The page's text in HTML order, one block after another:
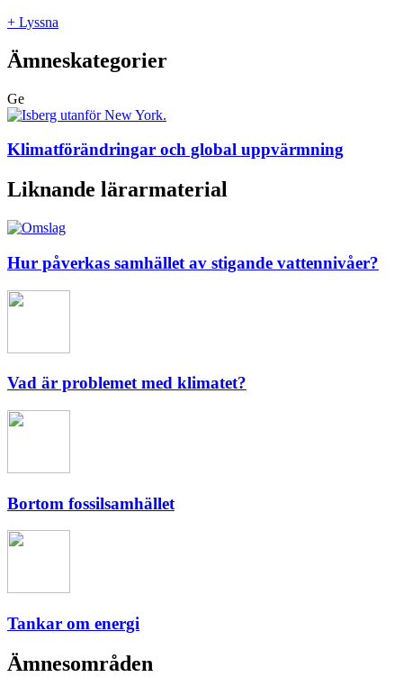
+ Lyssna
Ämneskategorier
Ge
Klimatförändringar och global uppvärmning
Liknande lärarmaterial
Hur påverkas samhället av stigande vattennivåer?
Vad är problemet med klimatet?
Bortom fossilsamhället
Tankar om energi
Ämnesområden